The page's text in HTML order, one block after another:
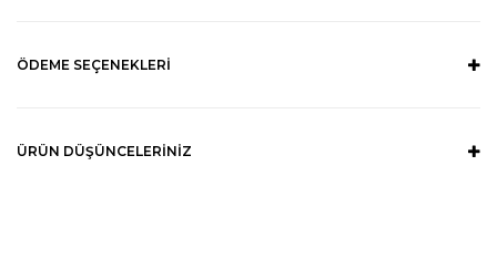
ÖDEME SEÇENEKLERI
ÜRÜN DÜŞÜNCELERINIZ